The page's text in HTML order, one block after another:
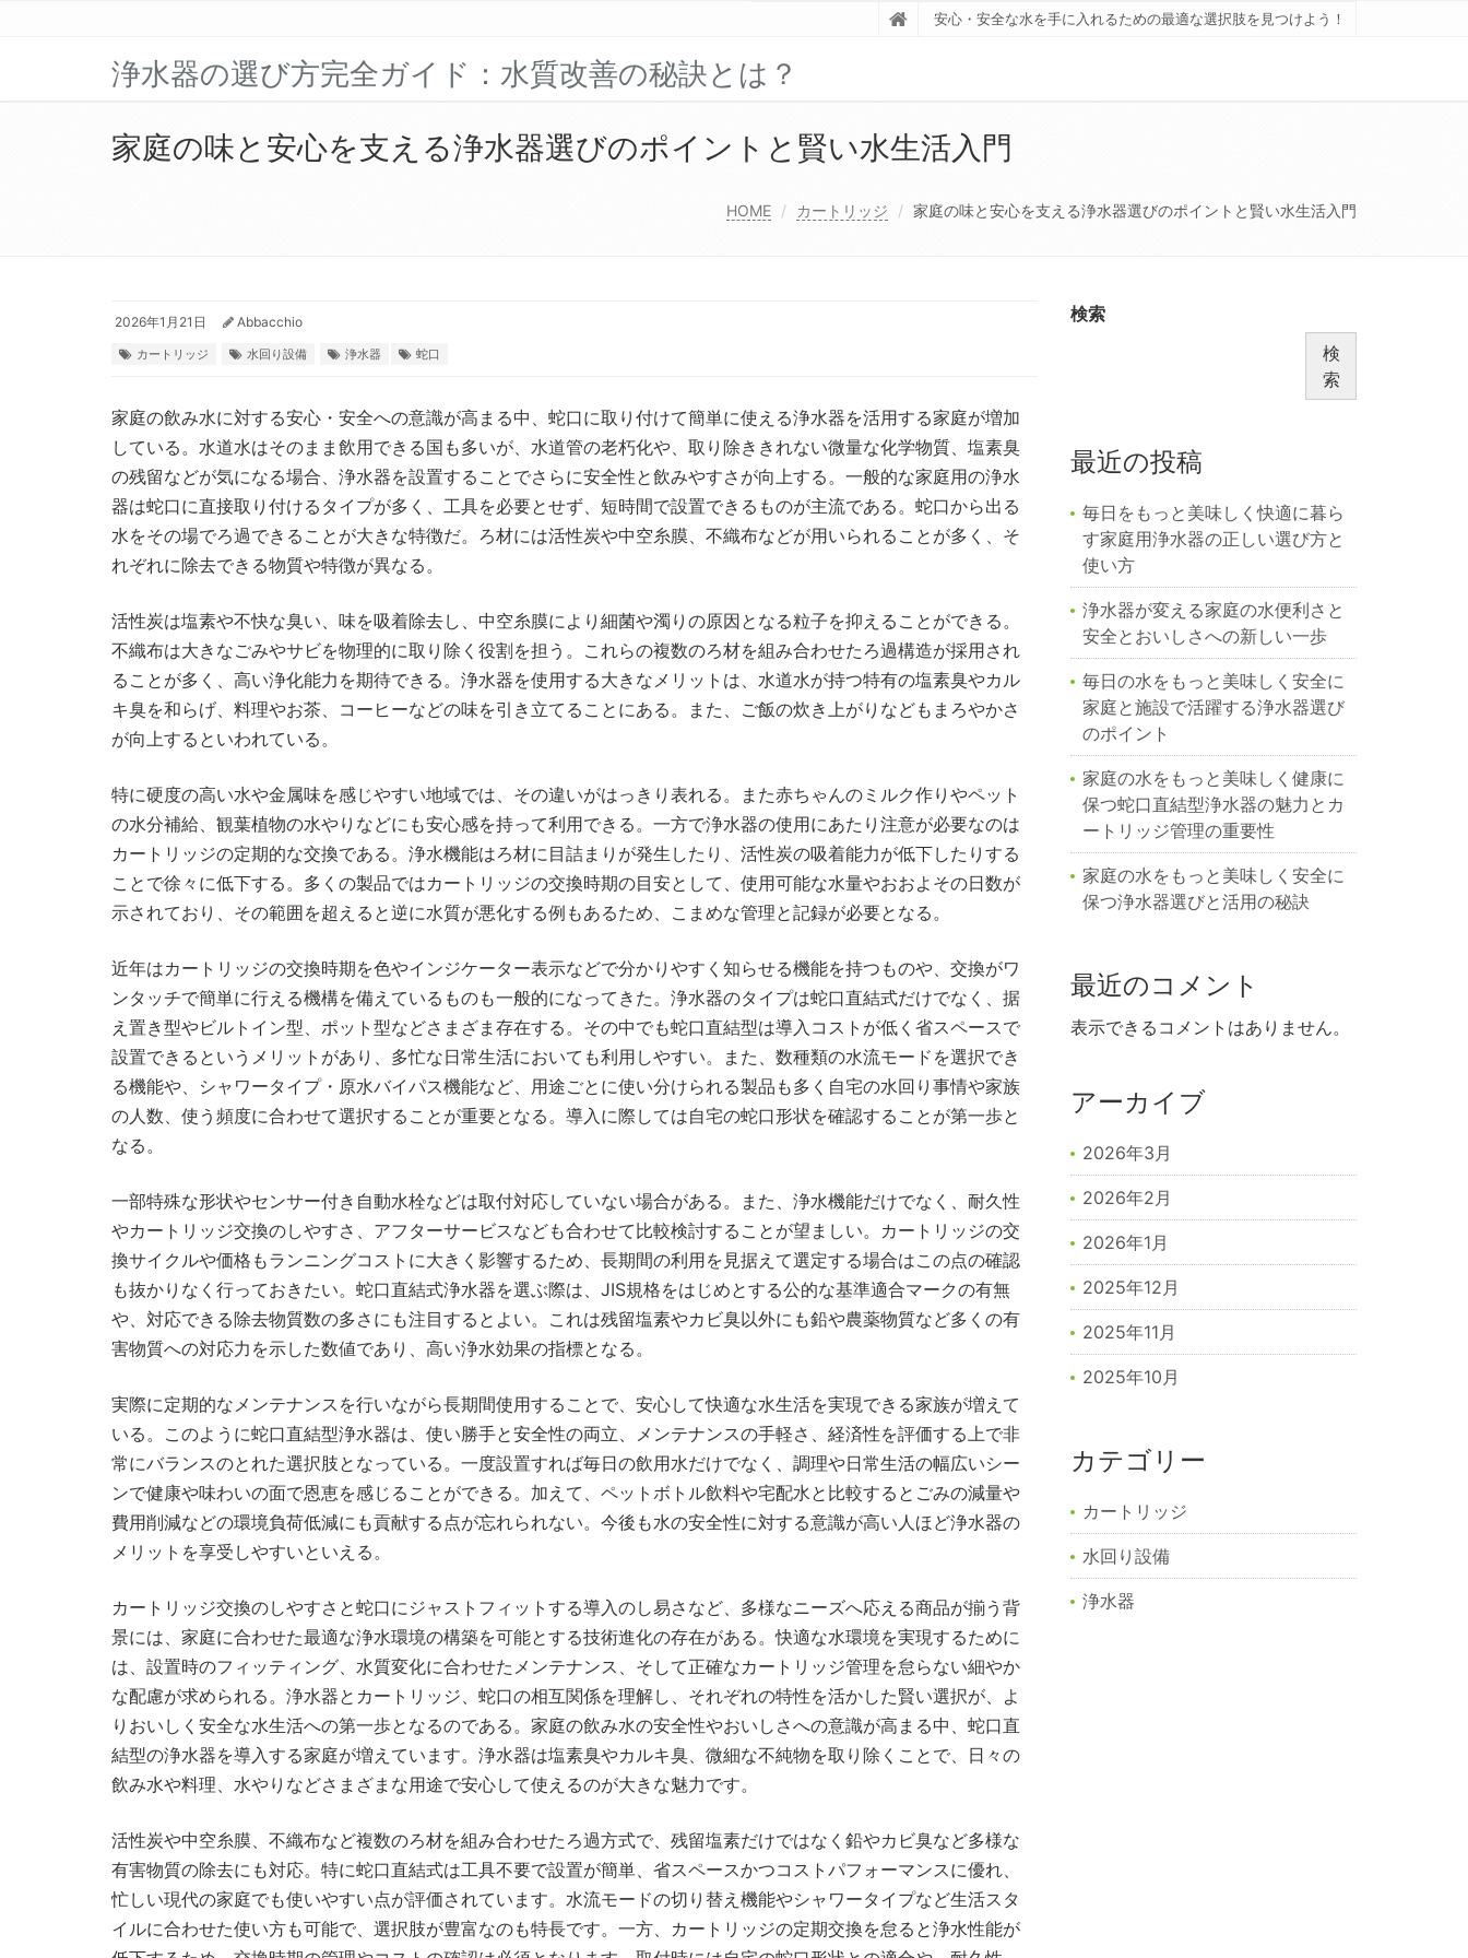
安心・安全な水を手に入れるための最適な選択肢を見つけよう！
浄水器の選び方完全ガイド：水質改善の秘訣とは？
家庭の味と安心を支える浄水器選びのポイントと賢い水生活入門
HOME カートリッジ 家庭の味と安心を支える浄水器選びのポイントと賢い水生活入門
2026年1月21日 Abbacchio
カートリッジ 水回り設備 浄水器 蛇口
家庭の飲み水に対する安心・安全への意識が高まる中、蛇口に取り付けて簡単に使える浄水器を活用する家庭が増加
している。 水道水はそのまま飲用できる国も多いが、水道管の老朽化や、取り除ききれない微量な化学物質、塩素臭
の残留などが気になる場合、浄水器を設置することでさらに安全性と飲みやすさが向上する。一般的な家庭用の浄水
器は蛇口に直接取り付けるタイプが多く、工具を必要とせず、短時間で設置できるものが主流である。蛇口から出る
水をその場でろ過できることが大きな特徴だ。ろ材には活性炭や中空糸膜、不織布などが用いられることが多く、そ
れぞれに除去できる物質や特徴が異なる。
活性炭は塩素や不快な臭い、味を吸着除去し、中空糸膜により細菌や濁りの原因となる粒子を抑えることができる。
不織布は大きなごみやサビを物理的に取り除く役割を担う。これらの複数のろ材を組み合わせたろ過構造が採用され
ることが多く、高い浄化能力を期待できる。浄水器を使用する大きなメリットは、水道水が持つ特有の塩素臭やカル
キ臭を和らげ、料理やお茶、コーヒーなどの味を引き立てることにある。また、ご飯の炊き上がりなどもまろやかさ
が向上するといわれている。
特に硬度の高い水や金属味を感じやすい地域では、その違いがはっきり表れる。また赤ちゃんのミルク作りやペット
の水分補給、観葉植物の水やりなどにも安心感を持って利用できる。一方で浄水器の使用にあたり注意が必要なのは
カートリッジの定期的な交換である。浄水機能はろ材に目詰まりが発生したり、活性炭の吸着能力が低下したりする
ことで徐々に低下する。多くの製品ではカートリッジの交換時期の目安として、使用可能な水量やおおよその日数が
示されており、その範囲を超えると逆に水質が悪化する例もあるため、こまめな管理と記録が必要となる。
近年はカートリッジの交換時期を色やインジケーター表示などで分かりやすく知らせる機能を持つものや、交換がワ
ンタッチで簡単に行える機構を備えているものも一般的になってきた。浄水器のタイプは蛇口直結式だけでなく、据
え置き型やビルトイン型、ポット型などさまざま存在する。その中でも蛇口直結型は導入コストが低く省スペースで
設置できるというメリットがあり、多忙な日常生活においても利用しやすい。また、数種類の水流モードを選択でき
る機能や、シャワータイプ・原水バイパス機能など、用途ごとに使い分けられる製品も多く自宅の水回り事情や家族
の人数、使う頻度に合わせて選択することが重要となる。導入に際しては自宅の蛇口形状を確認することが第一歩と
なる。
一部特殊な形状やセンサー付き自動水栓などは取付対応していない場合がある。また、浄水機能だけでなく、耐久性
やカートリッジ交換のしやすさ、アフターサービスなども合わせて比較検討することが望ましい。カートリッジの交
換サイクルや価格もランニングコストに大きく影響するため、長期間の利用を見据えて選定する場合はこの点の確認
も抜かりなく行っておきたい。蛇口直結式浄水器を選ぶ際は、JIS規格をはじめとする公的な基準適合マークの有無
や、対応できる除去物質数の多さにも注目するとよい。これは残留塩素やカビ臭以外にも鉛や農薬物質など多くの有
害物質への対応力を示した数値であり、高い浄水効果の指標となる。
実際に定期的なメンテナンスを行いながら長期間使用することで、安心して快適な水生活を実現できる家族が増えて
いる。このように蛇口直結型浄水器は、使い勝手と安全性の両立、メンテナンスの手軽さ、経済性を評価する上で非
常にバランスのとれた選択肢となっている。一度設置すれば毎日の飲用水だけでなく、調理や日常生活の幅広いシー
ンで健康や味わいの面で恩恵を感じることができる。加えて、ペットボトル飲料や宅配水と比較するとごみの減量や
費用削減などの環境負荷低減にも貢献する点が忘れられない。今後も水の安全性に対する意識が高い人ほど浄水器の
メリットを享受しやすいといえる。
カートリッジ交換のしやすさと蛇口にジャストフィットする導入のし易さなど、多様なニーズへ応える商品が揃う背
景には、家庭に合わせた最適な浄水環境の構築を可能とする技術進化の存在がある。快適な水環境を実現するために
は、設置時のフィッティング、水質変化に合わせたメンテナンス、そして正確なカートリッジ管理を怠らない細やか
な配慮が求められる。浄水器とカートリッジ、蛇口の相互関係を理解し、それぞれの特性を活かした賢い選択が、よ
りおいしく安全な水生活への第一歩となるのである。家庭の飲み水の安全性やおいしさへの意識が高まる中、蛇口直
結型の浄水器を導入する家庭が増えています。浄水器は塩素臭やカルキ臭、微細な不純物を取り除くことで、日々の
飲み水や料理、水やりなどさまざまな用途で安心して使えるのが大きな魅力です。
活性炭や中空糸膜、不織布など複数のろ材を組み合わせたろ過方式で、残留塩素だけではなく鉛やカビ臭など多様な
有害物質の除去にも対応。特に蛇口直結式は工具不要で設置が簡単、省スペースかつコストパフォーマンスに優れ、
忙しい現代の家庭でも使いやすい点が評価されています。水流モードの切り替え機能やシャワータイプなど生活スタ
イルに合わせた使い方も可能で、選択肢が豊富なのも特長です。一方、カートリッジの定期交換を怠ると浄水性能が
検索
検
索
最近の投稿
毎日をもっと美味しく快適に暮ら
す家庭用浄水器の正しい選び方と
使い方
浄水器が変える家庭の水便利さと
安全とおいしさへの新しい一歩
毎日の水をもっと美味しく安全に
家庭と施設で活躍する浄水器選び
のポイント
家庭の水をもっと美味しく健康に
保つ蛇口直結型浄水器の魅力とカ
ートリッジ管理の重要性
家庭の水をもっと美味しく安全に
保つ浄水器選びと活用の秘訣
最近のコメント
表示できるコメントはありません。
アーカイブ
2026年3月
2026年2月
2026年1月
2025年12月
2025年11月
2025年10月
カテゴリー
カートリッジ
水回り設備
浄水器